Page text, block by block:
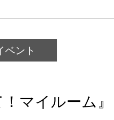
ベント
マイルーム